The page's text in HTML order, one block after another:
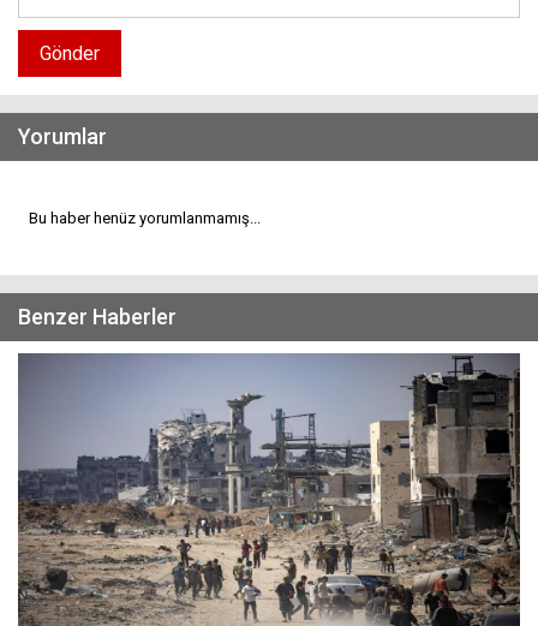
Gönder
Yorumlar
Bu haber henüz yorumlanmamış...
Benzer Haberler